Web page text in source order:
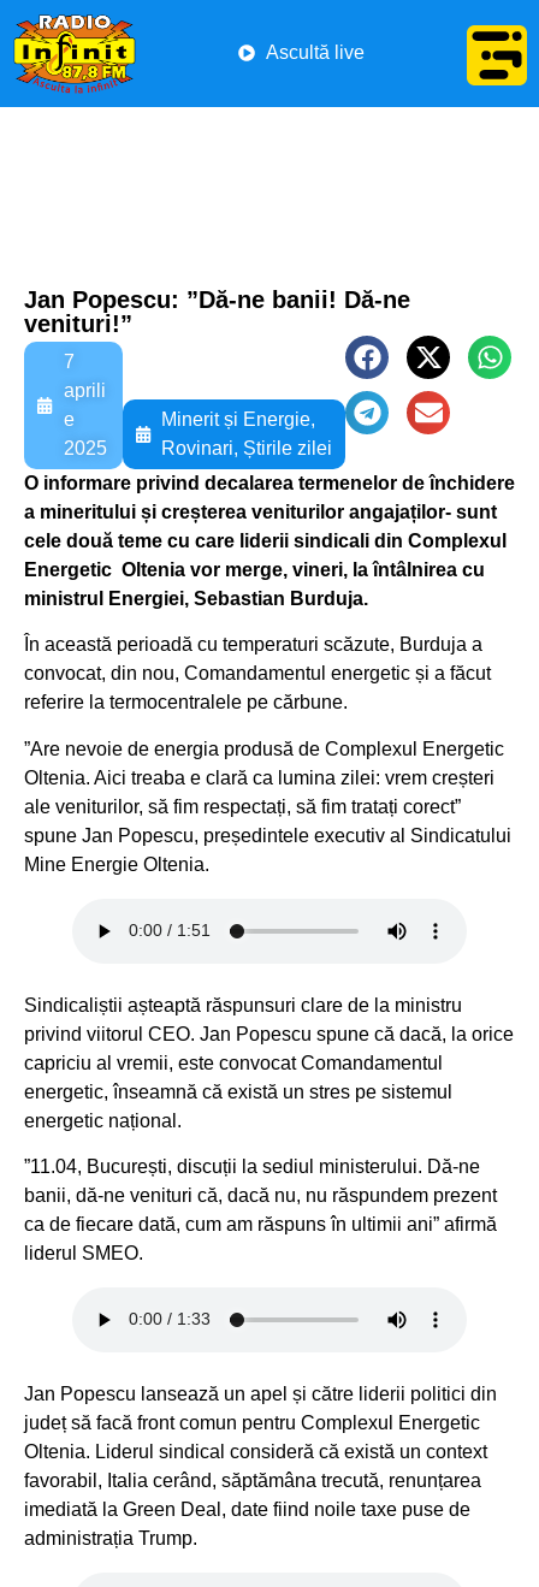
Ascultă live
Jan Popescu: ”Dă-ne banii! Dă-ne
venituri!”
7
aprili
e
2025
Minerit și Energie,
Rovinari, Știrile zilei
O informare privind decalarea termenelor de închidere
a mineritului și creșterea veniturilor angajaților- sunt
cele două teme cu care liderii sindicali din Complexul
Energetic Oltenia vor merge, vineri, la întâlnirea cu
ministrul Energiei, Sebastian Burduja.
În această perioadă cu temperaturi scăzute, Burduja a
convocat, din nou, Comandamentul energetic și a făcut
referire la termocentralele pe cărbune.
”Are nevoie de energia produsă de Complexul Energetic
Oltenia. Aici treaba e clară ca lumina zilei: vrem creșteri
ale veniturilor, să fim respectați, să fim tratați corect”
spune Jan Popescu, președintele executiv al Sindicatului
Mine Energie Oltenia.
Sindicaliștii așteaptă răspunsuri clare de la ministru
privind viitorul CEO. Jan Popescu spune că dacă, la orice
capriciu al vremii, este convocat Comandamentul
energetic, înseamnă că există un stres pe sistemul
energetic național.
”11.04, București, discuții la sediul ministerului. Dă-ne
banii, dă-ne venituri că, dacă nu, nu răspundem prezent
ca de fiecare dată, cum am răspuns în ultimii ani” afirmă
liderul SMEO.
Jan Popescu lansează un apel și către liderii politici din
județ să facă front comun pentru Complexul Energetic
Oltenia. Liderul sindical consideră că există un context
favorabil, Italia cerând, săptămâna trecută, renunțarea
imediată la Green Deal, date fiind noile taxe puse de
administrația Trump.